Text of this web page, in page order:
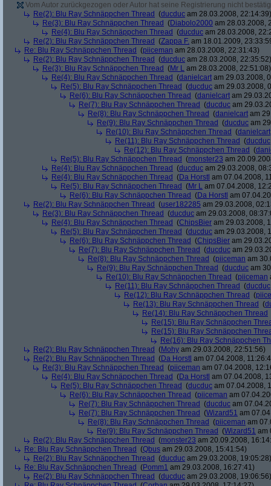
Vom Autor zurückgezogen oder Autor hat seine Registrierung nicht
Re(2): Blu Ray Schnäppchen Thread (ducduc am 28.03.2008, 22:14:39)
Re(3): Blu Ray Schnäppchen Thread (Diabolo2000 am 28.03.2008,
Re(4): Blu Ray Schnäppchen Thread (ducduc am 28.03.2008,
Re(2): Blu Ray Schnäppchen Thread (Zappa F. am 18.01.2009,
Re: Blu Ray Schnäppchen Thread (piiceman am 28.03.2008, 22:31:43)
Re(2): Blu Ray Schnäppchen Thread (ducduc am 28.03.2008, 22:35:52)
Re(3): Blu Ray Schnäppchen Thread (Mr L am 28.03.2008, 22:51:08)
Re(4): Blu Ray Schnäppchen Thread (danielcart am 29.03.2008,
Re(5): Blu Ray Schnäppchen Thread (ducduc am 29.03.2008,
Re(6): Blu Ray Schnäppchen Thread (danielcart am
Re(7): Blu Ray Schnäppchen Thread (ducduc am
Re(8): Blu Ray Schnäppchen Thread (danielcart am
Re(9): Blu Ray Schnäppchen Thread (ducduc am
Re(10): Blu Ray Schnäppchen Thread (danielcart
Re(11): Blu Ray Schnäppchen Thread (ducduc
Re(12): Blu Ray Schnäppchen Thread (
Re(5): Blu Ray Schnäppchen Thread (monster23 am
Re(4): Blu Ray Schnäppchen Thread (ducduc am 29.03.2008,
Re(4): Blu Ray Schnäppchen Thread (Da Horstl am 07.04.2008,
Re(5): Blu Ray Schnäppchen Thread (Mr L am 07.04.2008,
Re(6): Blu Ray Schnäppchen Thread (Da Horstl am
Re(2): Blu Ray Schnäppchen Thread (user182285 am 29.03.2008,
Re(3): Blu Ray Schnäppchen Thread (ducduc am 29.03.2008,
Re(4): Blu Ray Schnäppchen Thread (ChipsBier am 29.03.2008,
Re(5): Blu Ray Schnäppchen Thread (ducduc am 29.03.2008,
Re(6): Blu Ray Schnäppchen Thread (ChipsBier am
Re(7): Blu Ray Schnäppchen Thread (ducduc am
Re(8): Blu Ray Schnäppchen Thread (piiceman am
Re(9): Blu Ray Schnäppchen Thread (ducduc am
Re(10): Blu Ray Schnäppchen Thread (piiceman
Re(11): Blu Ray Schnäppchen Thread (ducduc
Re(12): Blu Ray Schnäppchen Thread (
Re(13): Blu Ray Schnäppchen Thread (
Re(14): Blu Ray Schnäppchen Thread
Re(15): Blu Ray Schnäppchen
Re(15): Blu Ray Schnäppchen
Re(16): Blu Ray Schnäppchen
Re(2): Blu Ray Schnäppchen Thread (Mohy am 29.03.2008, 22:51:56)
Re(2): Blu Ray Schnäppchen Thread (Da Horstl am 07.04.2008,
Re(3): Blu Ray Schnäppchen Thread (piiceman am 07.04.2008,
Re(4): Blu Ray Schnäppchen Thread (Da Horstl am 07.04.2008,
Re(5): Blu Ray Schnäppchen Thread (ducduc am 07.04.2008,
Re(6): Blu Ray Schnäppchen Thread (piiceman am
Re(7): Blu Ray Schnäppchen Thread (ducduc am
Re(7): Blu Ray Schnäppchen Thread (Wizard51 am
Re(8): Blu Ray Schnäppchen Thread (piiceman am
Re(9): Blu Ray Schnäppchen Thread (Wizard51 am
Re(2): Blu Ray Schnäppchen Thread (monster23 am 20.09.2008,
Re: Blu Ray Schnäppchen Thread (Qbus am 29.03.2008, 15:41:54)
Re(2): Blu Ray Schnäppchen Thread (ducduc am 29.03.2008, 19:05:28)
Re: Blu Ray Schnäppchen Thread (Pomm1 am 29.03.2008, 16:27:41)
Re(2): Blu Ray Schnäppchen Thread (ducduc am 29.03.2008, 19:06:56)